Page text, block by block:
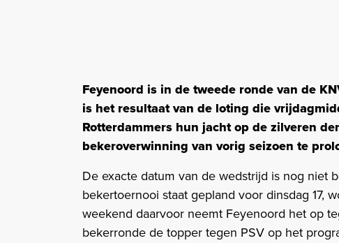
Feyenoord is in de tweede ronde van de
is het resultaat van de loting die
Rotterdammers hun jacht op de zilveren
bekeroverwinning van vorig seizoen te
De exacte datum van de wedstrijd is nog niet
bekertoernooi staat gepland voor dinsdag 17,
weekend daarvoor neemt Feyenoord het op
bekerronde de topper tegen PSV op het